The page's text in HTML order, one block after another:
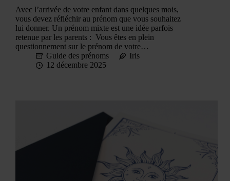
Avec l’arrivée de votre enfant dans quelques mois,
vous devez réfléchir au prénom que vous souhaitez
lui donner. Un prénom mixte est une idée parfois
retenue par les parents : Vous êtes en plein
questionnement sur le prénom de votre…
Guide des prénoms
Iris
12 décembre 2025